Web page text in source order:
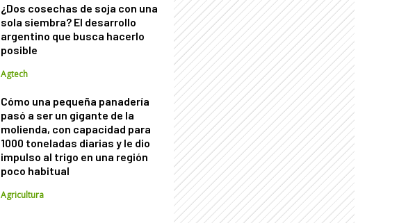
¿Dos cosechas de soja con una
sola siembra? El desarrollo
argentino que busca hacerlo
posible
Agtech
Cómo una pequeña panadería
pasó a ser un gigante de la
molienda, con capacidad para
1000 toneladas diarias y le dio
impulso al trigo en una región
poco habitual
Agricultura